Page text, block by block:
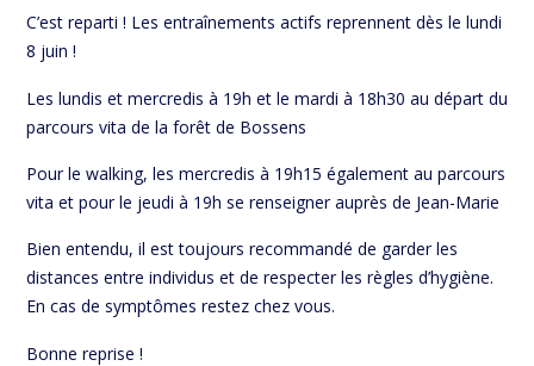
C’est reparti ! Les entraînements actifs reprennent dès le lundi
8 juin !
Les lundis et mercredis à 19h et le mardi à 18h30 au départ du
parcours vita de la forêt de Bossens
Pour le walking, les mercredis à 19h15 également au parcours
vita et pour le jeudi à 19h se renseigner auprès de Jean-Marie
Bien entendu, il est toujours recommandé de garder les
distances entre individus et de respecter les règles d’hygiène.
En cas de symptômes restez chez vous.
Bonne reprise !